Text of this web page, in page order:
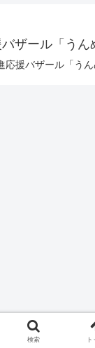
ザール「うん
援バザール「うん
検索